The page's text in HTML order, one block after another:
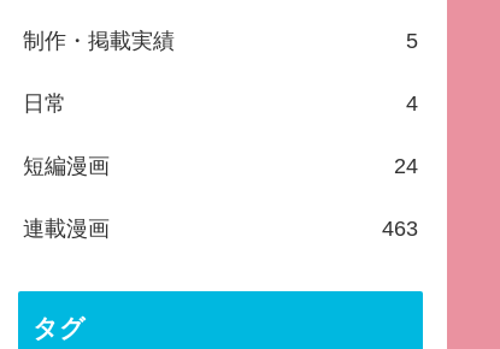
制作・掲載実績 5
日常 4
短編漫画 24
連載漫画 463
タグ